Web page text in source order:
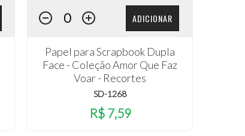
ADICIONAR
Papel para Scrapbook Dupla
Face - Coleção Amor Que Faz
Voar - Recortes
SD-1268
R$ 7,59